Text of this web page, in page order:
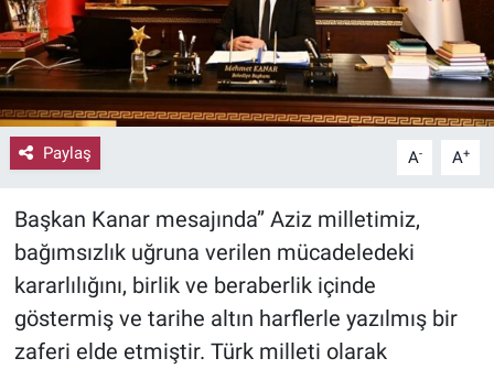
Paylaş A- A+
Başkan Kanar mesajında’’ Aziz milletimiz,
bağımsızlık uğruna verilen mücadeledeki
kararlılığını, birlik ve beraberlik içinde
göstermiş ve tarihe altın harflerle yazılmış bir
zaferi elde etmiştir. Türk milleti olarak